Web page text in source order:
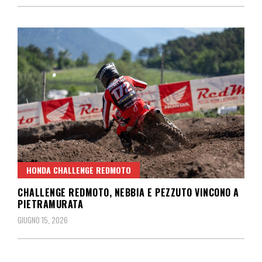
HONDA CHALLENGE REDMOTO
CHALLENGE REDMOTO, NEBBIA E PEZZUTO VINCONO A
PIETRAMURATA
GIUGNO 15, 2026